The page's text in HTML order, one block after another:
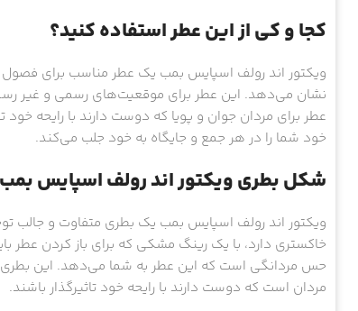
کجا و کی از این عطر استفاده کنید؟
ویکتور اند رولف اسپایس بمب یک عطر مناسب برای
نشان می‌دهد. این عطر برای موقعیت‌های رسمی و
عطر برای مردان جوان و پویا که دوست دارند با رایحه
خود شما را در هر جمع و جایگاه به خود جلب می‌کند.
شکل بطری ویکتور اند رولف اسپایس بمب
ویکتور اند رولف اسپایس بمب یک بطری متفاوت و جالب
خاکستری دارد، با یک رینگ مشکی که برای باز کردن عطر
حس مردانگی است که این عطر به شما می‌دهد. این
مردان است که دوست دارند با رایحه خود تاثیرگذار باشند.